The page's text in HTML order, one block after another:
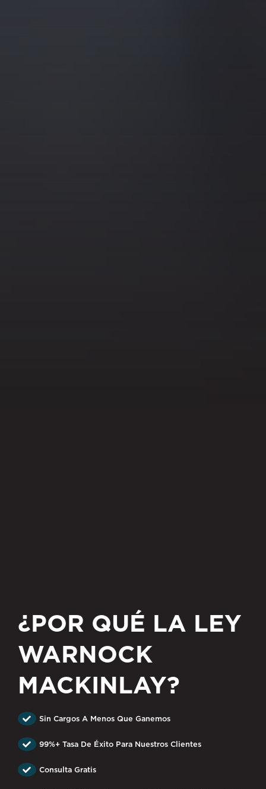
¿POR QUÉ LA LEY
WARNOCK
MACKINLAY?
Sin Cargos A Menos Que Ganemos
99%+ Tasa De Éxito Para Nuestros Clientes
Consulta Gratis